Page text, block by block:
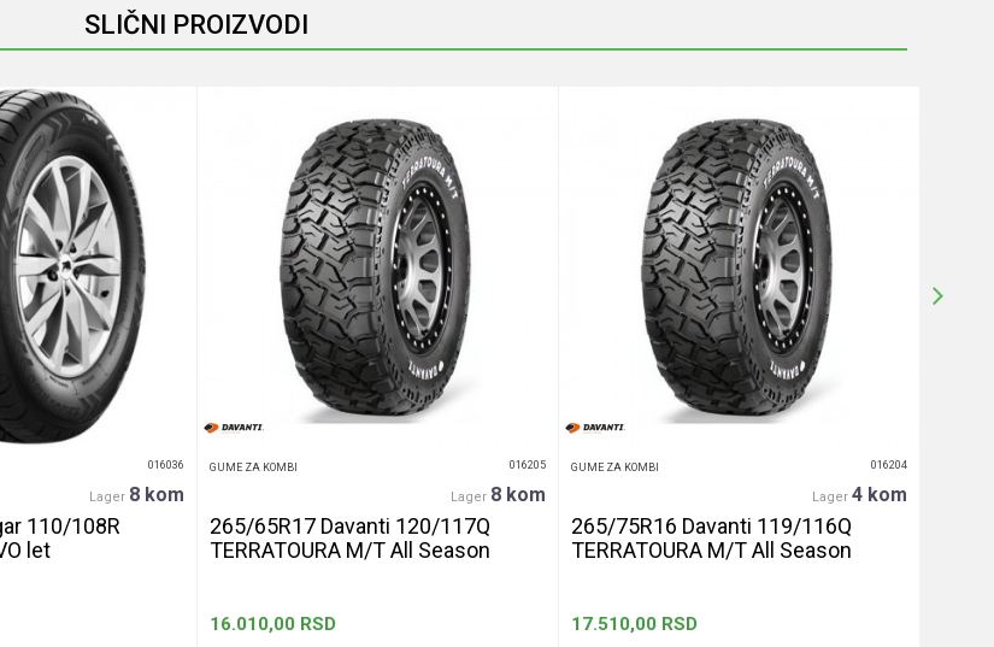
SLIČNI PROIZVODI
016036
Lager 8 kom
110/108R
let
GUME ZA KOMBI 016205
Lager 8 kom
265/65R17 Davanti 120/117Q
TERRATOURA M/T All Season
16.010,00 RSD
GUME ZA KOMBI 016204
Lager 4 kom
265/75R16 Davanti 119/116Q
TERRATOURA M/T All Season
17.510,00 RSD